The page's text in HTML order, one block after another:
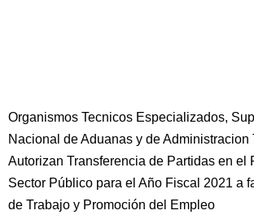
Organismos Tecnicos Especializados,
Nacional de Aduanas y de Administracion
Autorizan Transferencia de Partidas en el
Sector Público para el Año Fiscal 2021 a
de Trabajo y Promoción del Empleo